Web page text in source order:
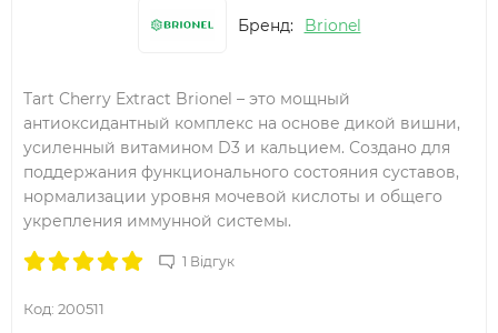
Бренд: Brionel
Tart Cherry Extract Brionel – это мощный
антиоксидантный комплекс на основе дикой вишни,
усиленный витамином D3 и кальцием. Создано для
поддержания функционального состояния суставов,
нормализации уровня мочевой кислоты и общего
укрепления иммунной системы.
1 Відгук
Код: 200511